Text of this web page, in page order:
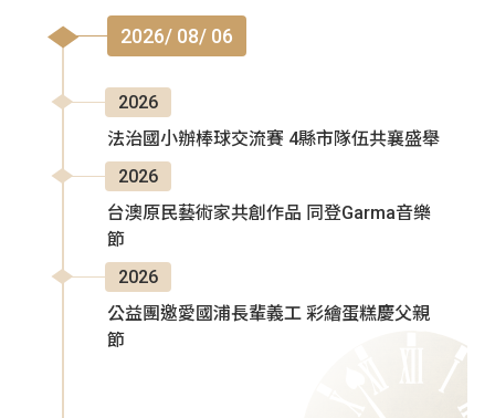
2026/ 08/ 06
2026
法治國小辦棒球交流賽 4縣市隊伍共襄盛舉
2026
台澳原民藝術家共創作品 同登Garma音樂
節
2026
公益團邀愛國浦長輩義工 彩繪蛋糕慶父親
節